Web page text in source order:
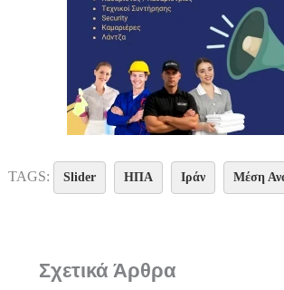
TAGS: Slider ΗΠΑ Ιράν Μέση
Σχετικά Άρθρα